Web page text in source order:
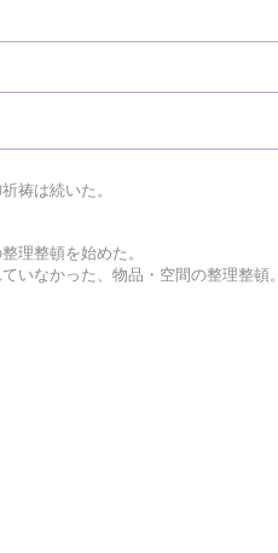
祷は続いた。
理整頓を始めた。
いなかった、物品・空間の整理整頓。